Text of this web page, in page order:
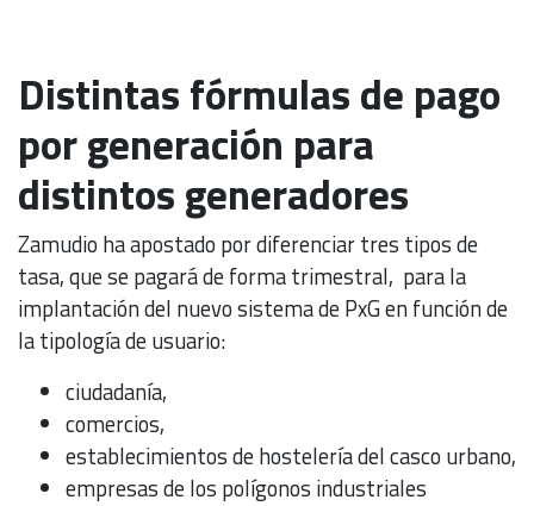
Distintas fórmulas de pago
por generación para
distintos generadores
Zamudio ha apostado por diferenciar tres tipos de
tasa, que se pagará de forma trimestral, para la
implantación del nuevo sistema de PxG en función de
la tipología de usuario:
ciudadanía,
comercios,
establecimientos de hostelería del casco urbano,
empresas de los polígonos industriales